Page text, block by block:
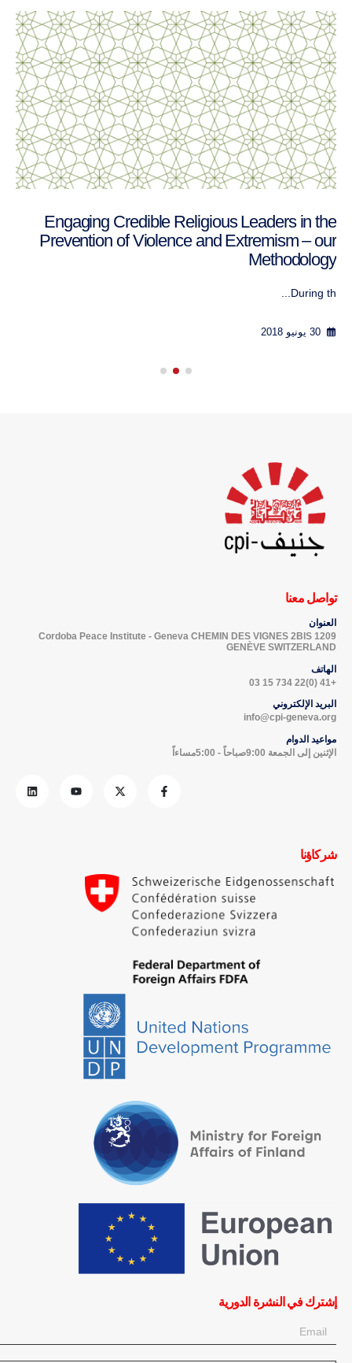
Engaging Credible Religious Leaders in the
Prevention of Violence and Extremism – our
Methodology
During th...
تواصل معنا
العنوان
Cordoba Peace Institute - Geneva CHEMIN DES VIGNES 2BIS 1209
GENÈVE SWITZERLAND
الهاتف
+41 (0)22 734 15 03
البريد الإلكتروني
info@cpi-geneva.org
مواعيد الدوام
الإثنين إلى الجمعة 9:00صباحاً - 5:00مساءاً
شركاؤنا
إشترك في النشرة الدورية